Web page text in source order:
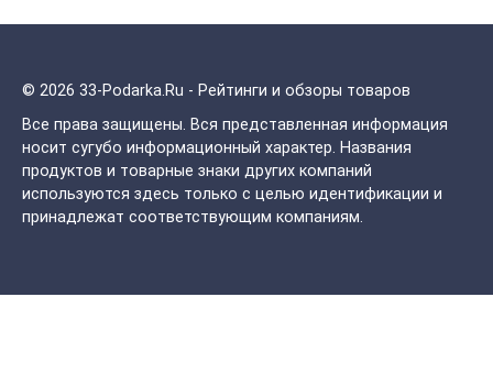
© 2026 33-Podarka.Ru - Рейтинги и обзоры товаров
Все права защищены. Вся представленная информация
носит сугубо информационный характер. Названия
продуктов и товарные знаки других компаний
используются здесь только с целью идентификации и
принадлежат соответствующим компаниям.